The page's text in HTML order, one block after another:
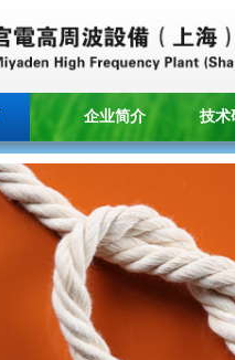
企业简介 技术